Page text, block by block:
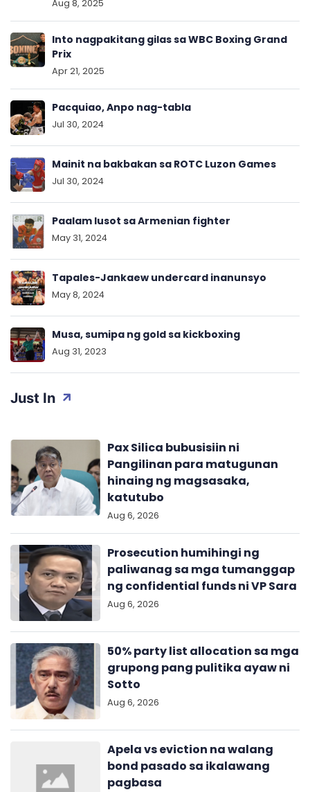
Just In
Pax Silica bubusisiin ni
Pangilinan para matugunan
hinaing ng magsasaka,
katutubo
Aug 6, 2026
Prosecution humihingi ng
paliwanag sa mga tumanggap
ng confidential funds ni VP Sara
Aug 6, 2026
50% party list allocation sa mga
grupong pang pulitika ayaw ni
Sotto
Aug 6, 2026
Apela vs eviction na walang
bond pasado sa ikalawang
pagbasa
Aug 8, 2025
Into nagpakitang gilas sa WBC Boxing Grand
Prix
Apr 21, 2025
Pacquiao, Anpo nag-tabla
Jul 30, 2024
Mainit na bakbakan sa ROTC Luzon Games
Jul 30, 2024
Paalam lusot sa Armenian fighter
May 31, 2024
Tapales-Jankaew undercard inanunsyo
May 8, 2024
Musa, sumipa ng gold sa kickboxing
Aug 31, 2023